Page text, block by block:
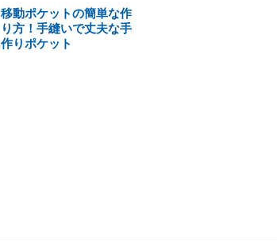
移動ポケットの簡単な作
り方！手縫いで丈夫な手
作りポケット